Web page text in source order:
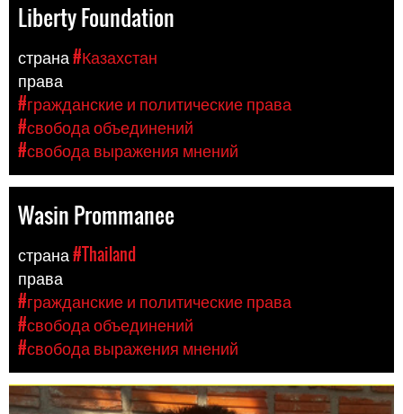
Liberty Foundation
страна#Казахстан
права
#гражданские и политические права
#свобода объединений
#свобода выражения мнений
Wasin Prommanee
страна#Thailand
права
#гражданские и политические права
#свобода объединений
#свобода выражения мнений